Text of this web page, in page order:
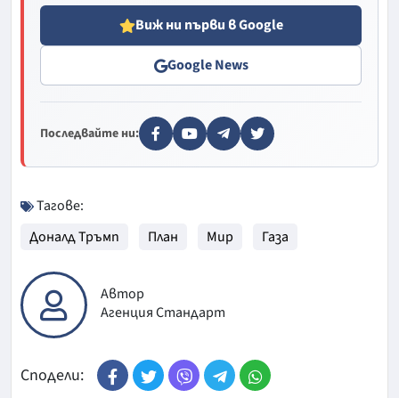
Виж ни първи в Google
Google News
Последвайте ни:
Тагове:
Доналд Тръмп
План Мир Газа
Автор
Агенция Стандарт
Сподели: